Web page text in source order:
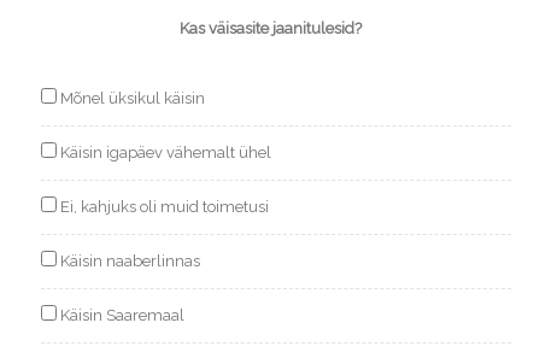
Kas väisasite jaanitulesid?
Mõnel üksikul käisin
Käisin igapäev vähemalt ühel
Ei, kahjuks oli muid toimetusi
Käisin naaberlinnas
Käisin Saaremaal